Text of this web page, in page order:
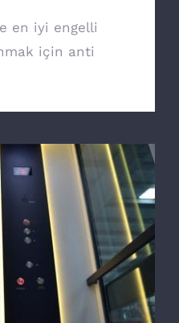
en iyi engelli
için anti
özgürsünüz